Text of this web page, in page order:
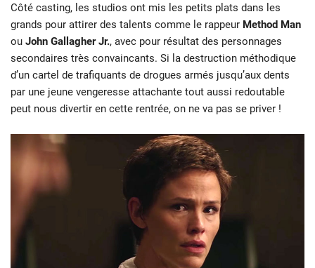
Côté casting, les studios ont mis les petits plats dans les
grands pour attirer des talents comme le rappeur Method Man
ou John Gallagher Jr., avec pour résultat des personnages
secondaires très convaincants. Si la destruction méthodique
d’un cartel de trafiquants de drogues armés jusqu’aux dents
par une jeune vengeresse attachante tout aussi redoutable
peut nous divertir en cette rentrée, on ne va pas se priver !